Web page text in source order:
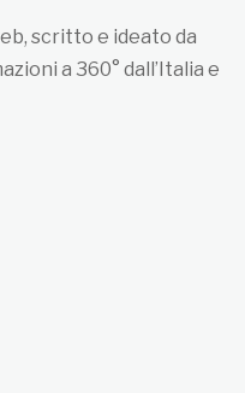
scritto e ideato da
a 360° dall’Italia e